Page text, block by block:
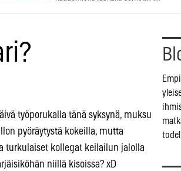
työporukalla tänä syksynä, muksu
pyöräytystä kokeilla, mutta
turkulaiset kollegat keilailun jalolla
niillä kisoissa? xD